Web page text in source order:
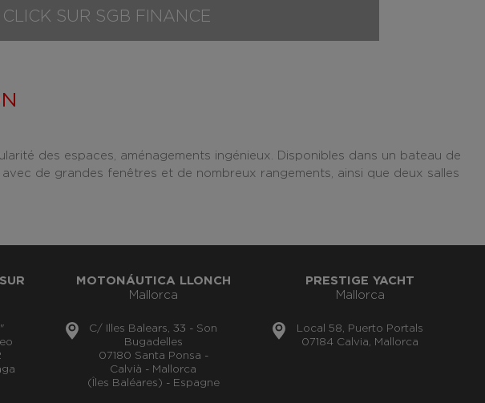
SUR SGB FINANCE
des espaces, aménagements ingénieux. Disponibles dans un bateau de
de grandes fenêtres et de nombreux rangements, ainsi que deux salles
MOTONÁUTICA LLONCH
Mallorca
C/ Illes Balears, 33 - Son
Bugadelles
07180 Santa Ponsa -
Calvià - Mallorca
(Îles Baléares) - Espagne
PRESTIGE YACHT
Mallorca
Local 58, Puerto Portals
07184 Calvia, Mallorca